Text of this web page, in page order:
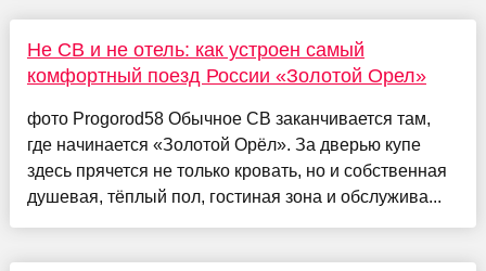
Не СВ и не отель: как устроен самый
комфортный поезд России «Золотой Орел»
фото Progorod58 Обычное СВ заканчивается там,
где начинается «Золотой Орёл». За дверью купе
здесь прячется не только кровать, но и собственная
душевая, тёплый пол, гостиная зона и обслужива...